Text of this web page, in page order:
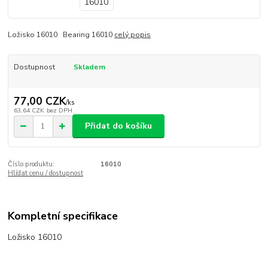
Ložisko 16010 Bearing 16010 celý popis
Dostupnost Skladem
77,00 CZK/ks
63,64 CZK bez DPH
Přidat do košíku
Číslo produktu:
16010
Hlídat cenu / dostupnost
Kompletní specifikace
Ložisko 16010